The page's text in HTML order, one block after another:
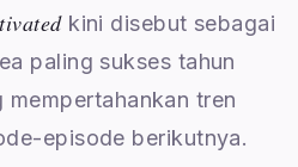
kini disebut sebagai
paling sukses tahun
tren
episode berikutnya.